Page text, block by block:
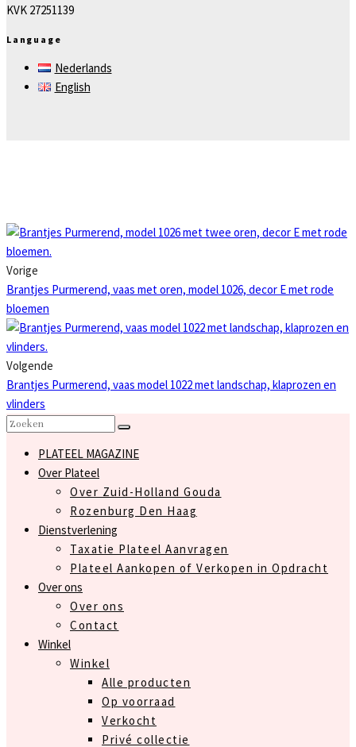
KVK 27251139
Language
Nederlands
English
Vorige
Brantjes Purmerend, vaas met oren, model 1026, decor E met rode
bloemen
Volgende
Brantjes Purmerend, vaas model 1022 met landschap, klaprozen en
vlinders
PLATEEL MAGAZINE
Over Plateel
Over Zuid-Holland Gouda
Rozenburg Den Haag
Dienstverlening
Taxatie Plateel Aanvragen
Plateel Aankopen of Verkopen in Opdracht
Over ons
Over ons
Contact
Winkel
Winkel
Alle producten
Op voorraad
Verkocht
Privé collectie